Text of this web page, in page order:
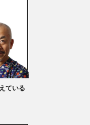
ている